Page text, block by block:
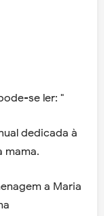
se ler: "
dedicada à
mama.
a Maria